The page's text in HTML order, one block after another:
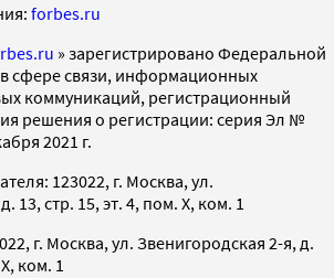
forbes.ru
» зарегистрировано Федеральной
сфере связи, информационных
коммуникаций, регистрационный
решения о регистрации: серия Эл №
2021 г.
123022, г. Москва, ул.
13, стр. 15, эт. 4, пом. X, ком. 1
г. Москва, ул. Звенигородская 2-я, д.
ком. 1